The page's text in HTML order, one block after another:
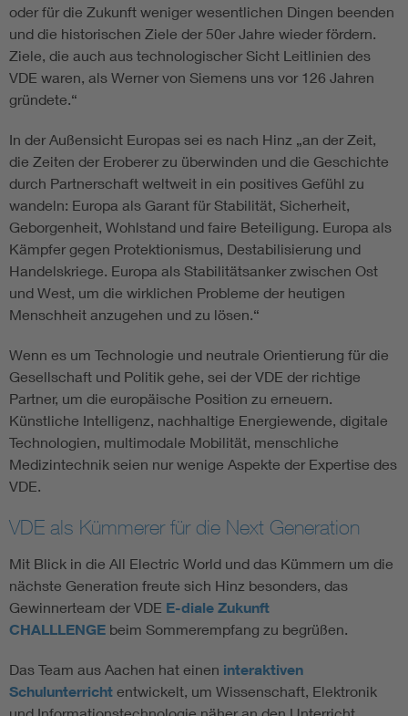
oder für die Zukunft weniger wesentlichen Dingen beenden
und die historischen Ziele der 50er Jahre wieder fördern.
Ziele, die auch aus technologischer Sicht Leitlinien des
VDE waren, als Werner von Siemens uns vor 126 Jahren
gründete.“
In der Außensicht Europas sei es nach Hinz „an der Zeit,
die Zeiten der Eroberer zu überwinden und die Geschichte
durch Partnerschaft weltweit in ein positives Gefühl zu
wandeln: Europa als Garant für Stabilität, Sicherheit,
Geborgenheit, Wohlstand und faire Beteiligung. Europa als
Kämpfer gegen Protektionismus, Destabilisierung und
Handelskriege. Europa als Stabilitätsanker zwischen Ost
und West, um die wirklichen Probleme der heutigen
Menschheit anzugehen und zu lösen.“
Wenn es um Technologie und neutrale Orientierung für die
Gesellschaft und Politik gehe, sei der VDE der richtige
Partner, um die europäische Position zu erneuern.
Künstliche Intelligenz, nachhaltige Energiewende, digitale
Technologien, multimodale Mobilität, menschliche
Medizintechnik seien nur wenige Aspekte der Expertise des
VDE.
VDE als Kümmerer für die Next Generation
Mit Blick in die All Electric World und das Kümmern um die
nächste Generation freute sich Hinz besonders, das
Gewinnerteam der VDE E-diale Zukunft
CHALLLENGE beim Sommerempfang zu begrüßen.
Das Team aus Aachen hat einen interaktiven
Schulunterricht entwickelt, um Wissenschaft, Elektronik